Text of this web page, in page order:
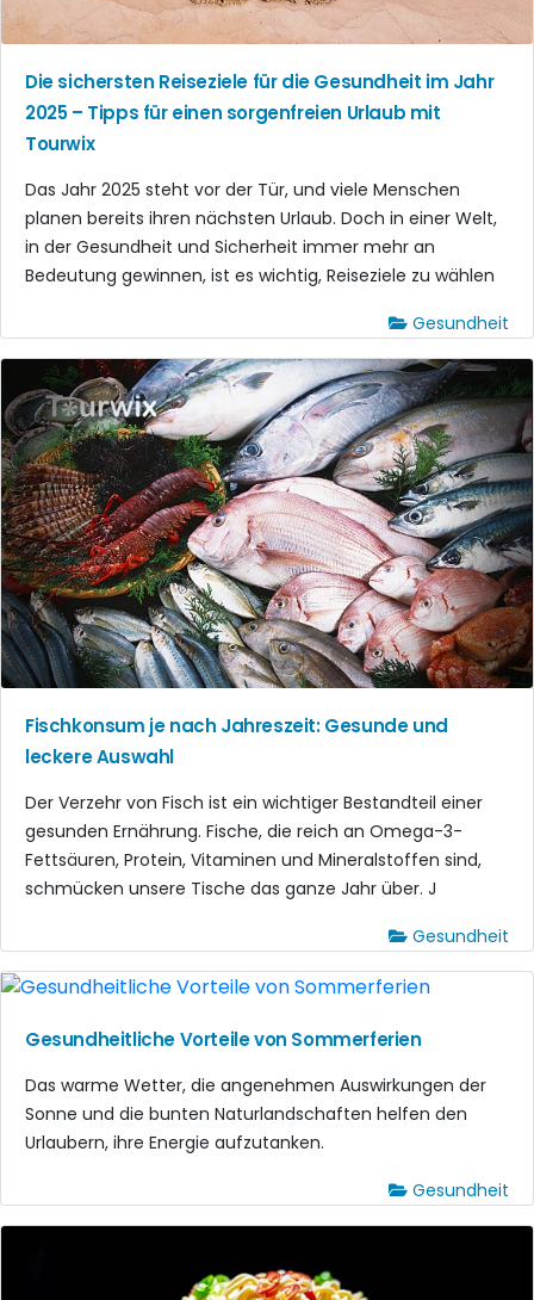
Die sichersten Reiseziele für die Gesundheit im Jahr
2025 – Tipps für einen sorgenfreien Urlaub mit
Tourwix
Das Jahr 2025 steht vor der Tür, und viele Menschen
planen bereits ihren nächsten Urlaub. Doch in einer Welt,
in der Gesundheit und Sicherheit immer mehr an
Bedeutung gewinnen, ist es wichtig, Reiseziele zu wählen
Gesundheit
Fischkonsum je nach Jahreszeit: Gesunde und
leckere Auswahl
Der Verzehr von Fisch ist ein wichtiger Bestandteil einer
gesunden Ernährung. Fische, die reich an Omega-3-
Fettsäuren, Protein, Vitaminen und Mineralstoffen sind,
schmücken unsere Tische das ganze Jahr über. J
Gesundheit
Gesundheitliche Vorteile von Sommerferien
Das warme Wetter, die angenehmen Auswirkungen der
Sonne und die bunten Naturlandschaften helfen den
Urlaubern, ihre Energie aufzutanken.
Gesundheit